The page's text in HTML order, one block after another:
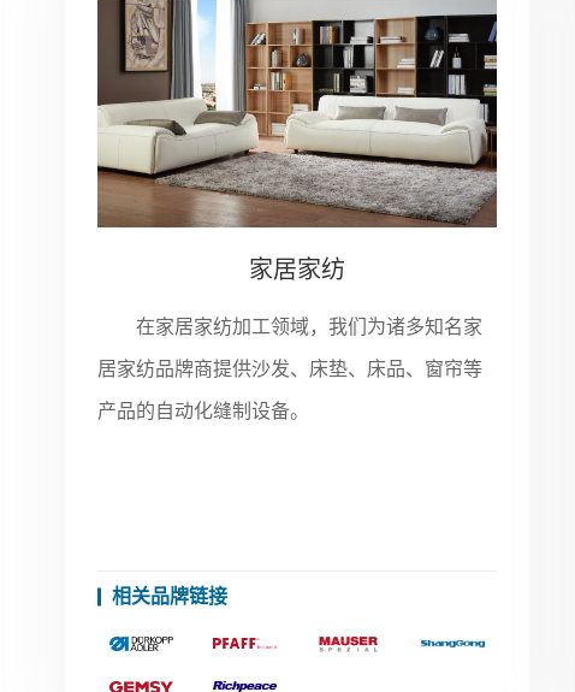
家居家纺
在家居家纺加工领域，我们为诸多知名家
居家纺品牌商提供沙发、床垫、床品、窗帘等
产品的自动化缝制设备。
相关品牌链接